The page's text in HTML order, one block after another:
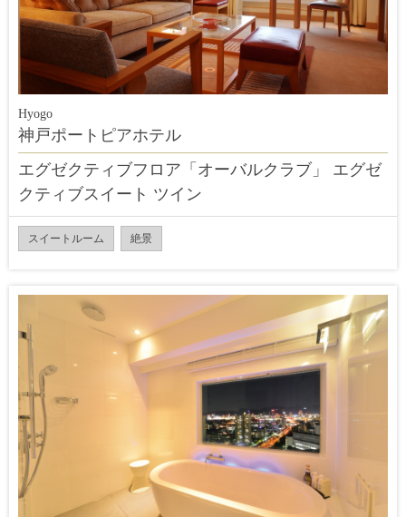
Hyogo
神戸ポートピアホテル
エグゼクティブフロア「オーバルクラブ」 エグゼ
クティブスイート ツイン
スイートルーム 絶景